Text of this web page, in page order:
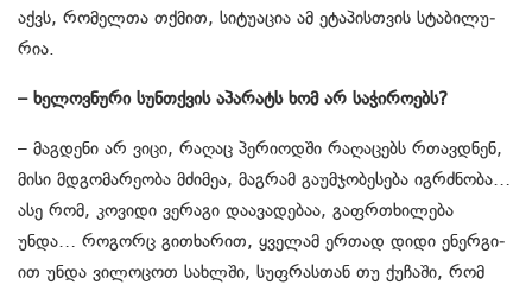
აქვს, რო­მელ­თა თქმით, სი­ტუ­ა­ცია ამ ეტა­პის­თვის სტა­ბი­ლუ­
რია.
– ხე­ლოვ­ნუ­რი სუნ­თქვის აპა­რატს ხომ არ სა­ჭი­რო­ებს?
– მაგ­დე­ნი არ ვიცი, რა­ღაც პე­რი­ოდ­ში რა­ღა­ცებს რთავ­დნენ,
მისი მდგო­მა­რე­ო­ბა მძი­მეა, მაგ­რამ გა­უმ­ჯო­ბე­სე­ბა იგ­რძნო­ბა…
ასე რომ, კო­ვი­დი ვე­რა­გი და­ა­ვა­დე­ბაა, გაფრ­თხი­ლე­ბა
უნდა… რო­გორც გი­თხა­რით, ყვე­ლამ ერ­თად დიდი ენერ­გი­
ით უნდა ვი­ლო­ცოთ სახ­ლში, სუფ­რას­თან თუ ქუ­ჩა­ში, რომ